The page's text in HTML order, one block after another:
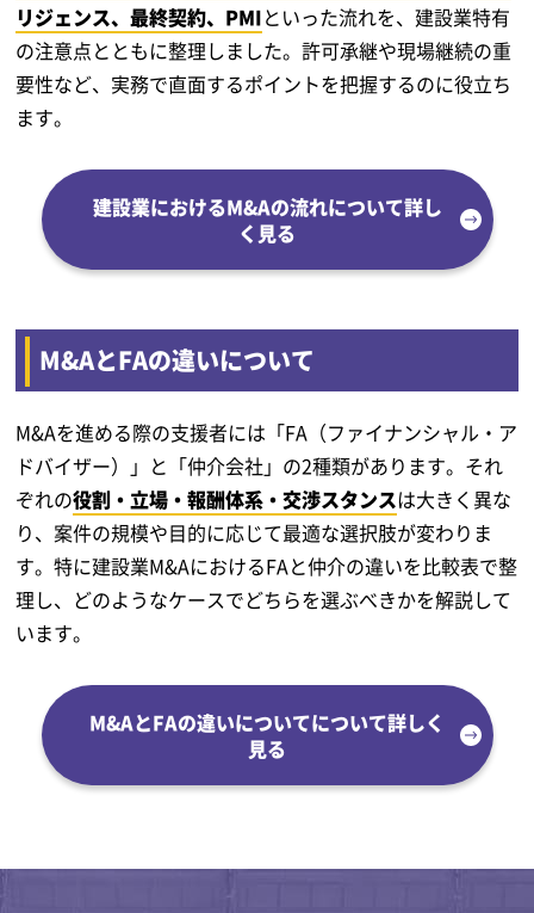
リジェンス、最終契約、PMIといった流れを、建設業特有
の注意点とともに整理しました。許可承継や現場継続の重
要性など、実務で直面するポイントを把握するのに役立ち
ます。
建設業におけるM&Aの流れについて詳し
く見る
M&AとFAの違いについて
M&Aを進める際の支援者には「FA（ファイナンシャル・ア
ドバイザー）」と「仲介会社」の2種類があります。それ
ぞれの役割・立場・報酬体系・交渉スタンスは大きく異な
り、案件の規模や目的に応じて最適な選択肢が変わりま
す。特に建設業M&AにおけるFAと仲介の違いを比較表で整
理し、どのようなケースでどちらを選ぶべきかを解説して
います。
M&AとFAの違いについてについて詳しく
見る